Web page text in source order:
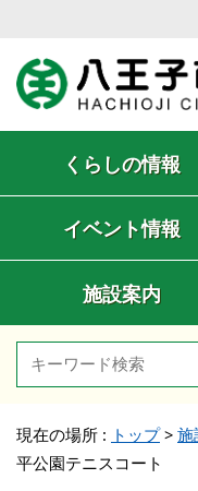
くらしの情報
イベント情報
施設案内
現在の場所 : トップ> 施
平公園テニスコート